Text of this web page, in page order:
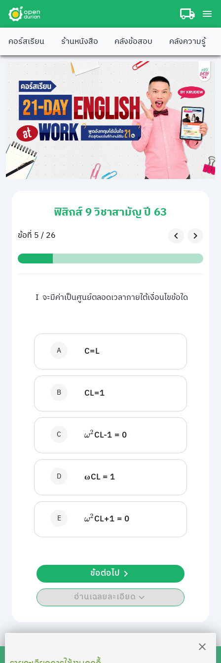
คอร์สเรียน ร้านหนังสือ คลังข้อสอบ คลังความรู้
ฟิสิกส์ 9 วิชาสามัญ ปี 63
ข้อที่ 5 / 26
I จะมีค่าเป็นศูนย์ตลอดเวลาภายใต้เงื่อนไขข้อใด
A C=L
B CL=1
C ω2CL-1 = 0
D ωCL = 1
E ω2CL+1 = 0
อ่านเฉลยละเอียด
ข้อต่อไป